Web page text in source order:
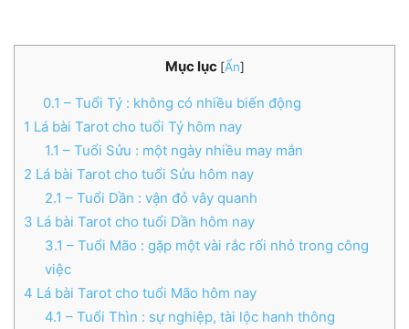
Mục lục [Ẩn]
0.1 – Tuổi Tý : không có nhiều biến động
1 Lá bài Tarot cho tuổi Tý hôm nay
1.1 – Tuổi Sửu : một ngày nhiều may mắn
2 Lá bài Tarot cho tuổi Sửu hôm nay
2.1 – Tuổi Dần : vận đỏ vây quanh
3 Lá bài Tarot cho tuổi Dần hôm nay
3.1 – Tuổi Mão : gặp một vài rắc rối nhỏ trong công
việc
4 Lá bài Tarot cho tuổi Mão hôm nay
4.1 – Tuổi Thìn : sự nghiệp, tài lộc hanh thông